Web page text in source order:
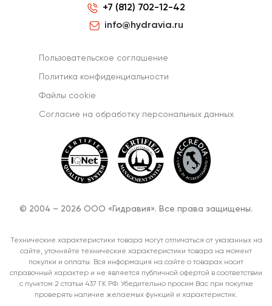
+7 (812) 702-12-42
info@hydravia.ru
Пользовательское соглашение
Политика конфиденциальности
Файлы cookie
Согласиe на обработку персональных данных
© 2004 – 2026 ООО «Гидравия». Все права защищены.
Технические характеристики товара могут отличаться от указанных на
сайте, уточняйте технические характеристики товара на момент
покупки и оплаты. Вся информация на сайте о товарах носит
справочный характер и не является публичной офертой в соответствии
с пунктом 2 статьи 437 ГК РФ. Убедительно просим Вас при покупке
проверять наличие желаемых функций и характеристик.